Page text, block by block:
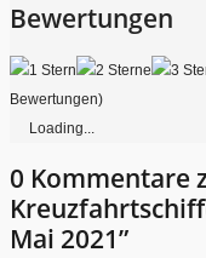
Bewertungen
Bewertungen)
Loading...
0 Kommentare
Mai 2021”